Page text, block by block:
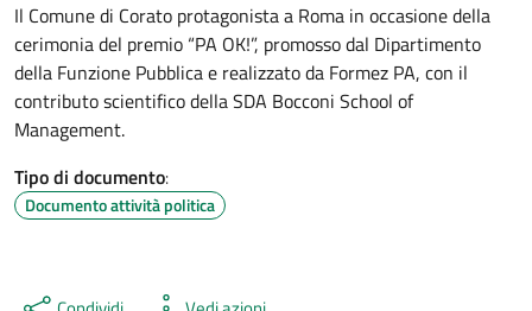
Il Comune di Corato protagonista a Roma in occasione della
cerimonia del premio “PA OK!”, promosso dal Dipartimento
della Funzione Pubblica e realizzato da Formez PA, con il
contributo scientifico della SDA Bocconi School of
Management.
Tipo di documento:
Documento attività politica